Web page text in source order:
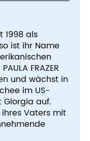
1998 als
ist ihr Name
FRAZER
und wächst in
im US-
auf.
Vaters mit